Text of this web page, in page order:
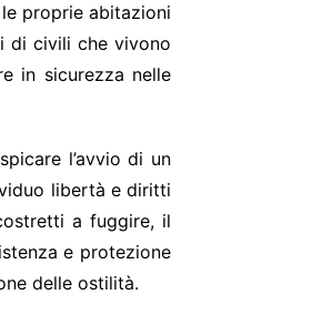
proprie abitazioni
di civili che vivono
in sicurezza nelle
l’avvio di un
libertà e diritti
a fuggire, il
e protezione
delle ostilità.